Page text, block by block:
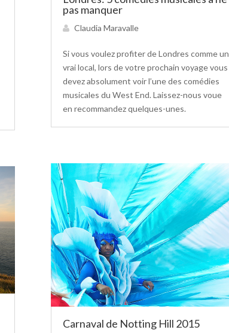
pas manquer
Claudia Maravalle
Si vous voulez profiter de Londres comme un
vrai local, lors de votre prochain voyage vous
devez absolument voir l’une des comédies
musicales du West End. Laissez-nous voue
en recommandez quelques-unes.
Carnaval de Notting Hill 2015